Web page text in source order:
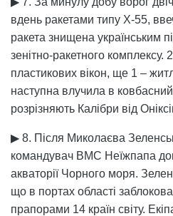
вдень ракетами типу Х-55,
ракета знищена українським
зенітно-ракетного комплексу.
пластикових вікон, ще 1 –
наступна влучила в
розрізняють Калібри від
▶ 8. Після Миколаєва
командувач ВМС Неїжпапа
акваторії Чорного моря.
що в портах області
прапорами 14 країн світу.